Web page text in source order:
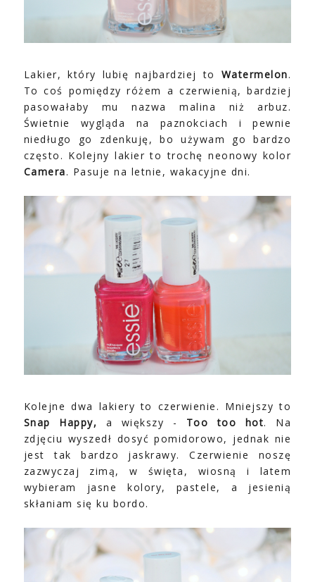
Lakier, który lubię najbardziej to Watermelon.
To coś pomiędzy różem a czerwienią, bardziej
pasowałaby mu nazwa malina niż arbuz.
Świetnie wygląda na paznokciach i pewnie
niedługo go zdenkuję, bo używam go bardzo
często. Kolejny lakier to trochę neonowy kolor
Camera. Pasuje na letnie, wakacyjne dni.
Kolejne dwa lakiery to czerwienie. Mniejszy to
Snap Happy,
a większy - Too too hot. Na
zdjęciu wyszedł dosyć pomidorowo, jednak nie
jest tak bardzo jaskrawy. Czerwienie noszę
zazwyczaj zimą, w święta, wiosną i latem
wybieram jasne kolory, pastele, a jesienią
skłaniam się ku bordo.